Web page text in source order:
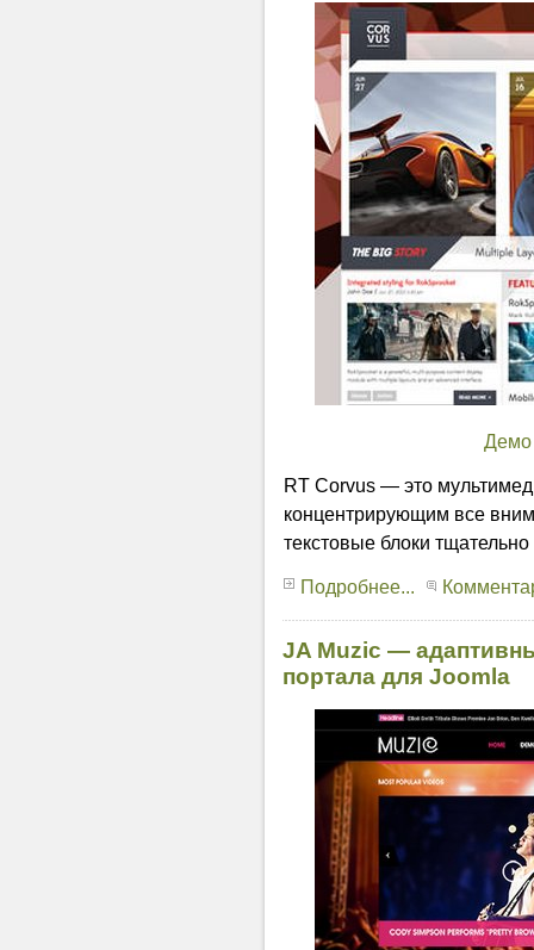
RT Corvus — это
концентрирующим все
текстовые блоки
Подробнее...
JA Muzic —
портала для Joomla